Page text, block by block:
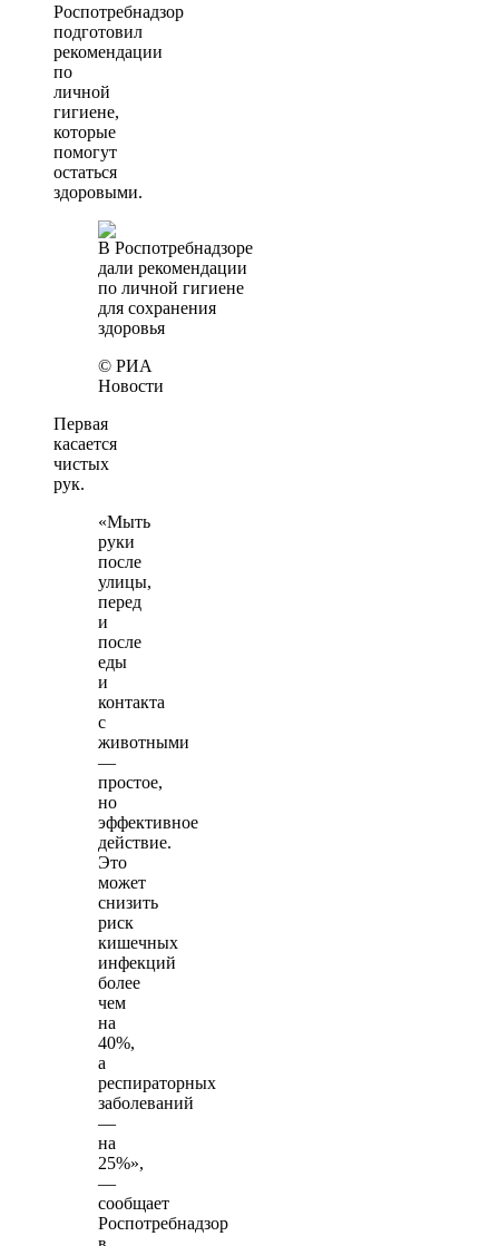
Роспотребнадзор
подготовил
рекомендации
по
личной
гигиене,
которые
помогут
остаться
здоровыми.
© РИА
Новости
Первая
касается
чистых
рук.
«Мыть
руки
после
улицы,
перед
и
после
еды
и
контакта
с
животными
—
простое,
но
эффективное
действие.
Это
может
снизить
риск
кишечных
инфекций
более
чем
на
40%,
а
респираторных
заболеваний
—
на
25%»,
—
сообщает
Роспотребнадзор